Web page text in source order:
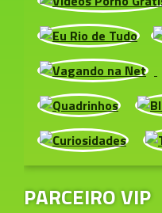
PARCEIRO VIP